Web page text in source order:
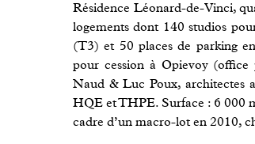
Résidence Léonard-de-Vinci,
logements dont 140 studios
(T3) et 50 places de parking
pour cession à Opievoy (office
Naud & Luc Poux, architectes
HQE et THPE. Surface : 6 000
cadre d’un macro-lot en 2010,